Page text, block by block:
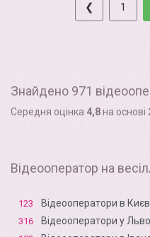
❮ 1
Знайдено 971
Середня оцінка 4,8на основі
Відеооператор на
123 Відеооператори в
316 Відеооператори у